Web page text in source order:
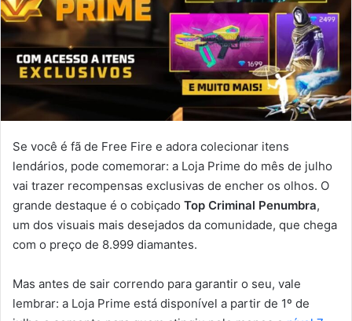
Se você é fã de Free Fire e adora colecionar itens
lendários, pode comemorar: a Loja Prime do mês de julho
vai trazer recompensas exclusivas de encher os olhos. O
grande destaque é o cobiçado Top Criminal Penumbra,
um dos visuais mais desejados da comunidade, que chega
com o preço de 8.999 diamantes.
Mas antes de sair correndo para garantir o seu, vale
lembrar: a Loja Prime está disponível a partir de 1º de